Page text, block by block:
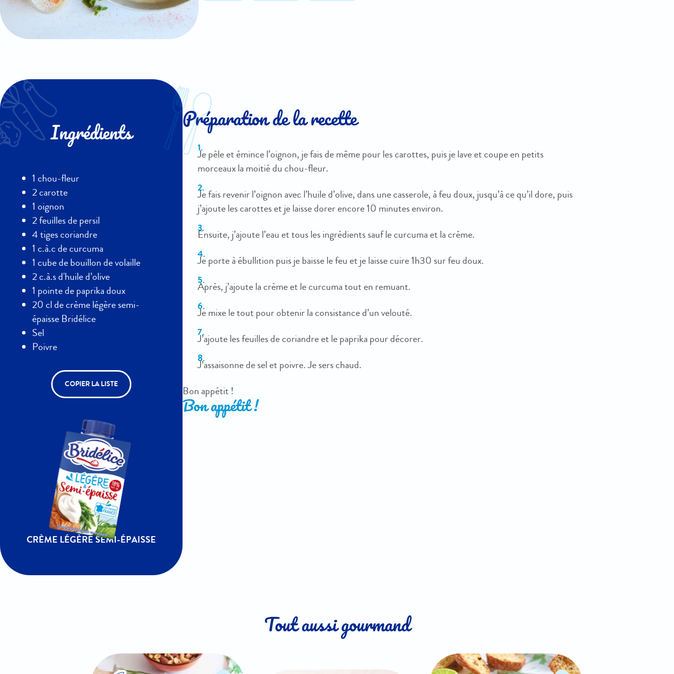
Ingrédients
1 chou-fleur
2 carotte
1 oignon
2 feuilles de persil
4 tiges coriandre
1 c.à.c de curcuma
1 cube de bouillon de volaille
2 c.à.s d'huile d’olive
1 pointe de paprika doux
20 cl de crème légère semi-
épaisse Bridélice
Sel
Poivre
COPIER LA LISTE
CRÈME LÉGÈRE SEMI-ÉPAISSE
Préparation de la recette
Je pèle et émince l’oignon, je fais de même pour les carottes, puis je lave et coupe en petits
morceaux la moitié du chou-fleur.
Je fais revenir l’oignon avec l’huile d’olive, dans une casserole, à feu doux, jusqu’à ce qu’il dore, puis
j’ajoute les carottes et je laisse dorer encore 10 minutes environ.
Ensuite, j’ajoute l’eau et tous les ingrédients sauf le curcuma et la crème.
Je porte à ébullition puis je baisse le feu et je laisse cuire 1h30 sur feu doux.
Après, j’ajoute la crème et le curcuma tout en remuant.
Je mixe le tout pour obtenir la consistance d’un velouté.
J’ajoute les feuilles de coriandre et le paprika pour décorer.
J’assaisonne de sel et poivre. Je sers chaud.
Bon appétit !
Bon appétit !
Tout aussi gourmand